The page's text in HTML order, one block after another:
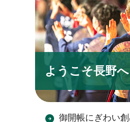
ようこそ長野へ
御開帳にぎわい